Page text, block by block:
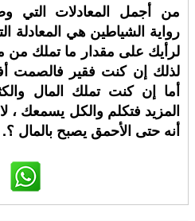
من أجمل المعادلات التي
رواية الشياطين هي المعادلة
لرأيك على مقدار ما تملك من
لذلك إن كنت فقير فالصمت
أما إن كنت تملك المال
المزيد فتكلم والكل يسمعك ،
أنه حتى الأحمق يصبح بالمال